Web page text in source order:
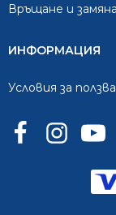
Връщане и замяна
ИНФОРМАЦИЯ
Условия за